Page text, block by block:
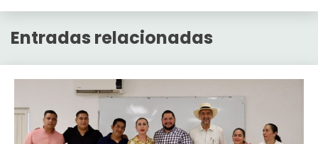
Entradas relacionadas